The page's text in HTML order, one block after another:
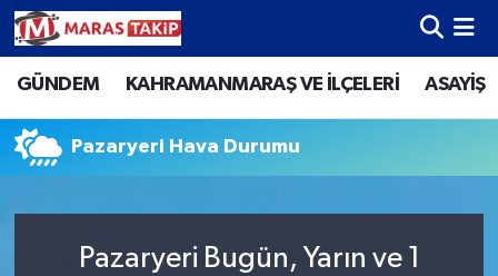
GÜNDEM KAHRAMANMARAŞ VE İLÇELERİ ASAYİŞ
Pazaryeri Hava Durumu
Pazaryeri Bugün, Yarın ve 1
Kahramanmaraş Nöbetçi Eczaneler
Kahramanmaraş Hava Durumu
Kahramanmaraş Trafik Yoğunluk Haritası